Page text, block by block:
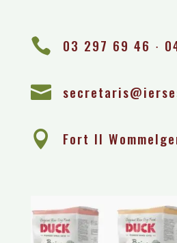
 03 297 69 46 ∙

 Fort II